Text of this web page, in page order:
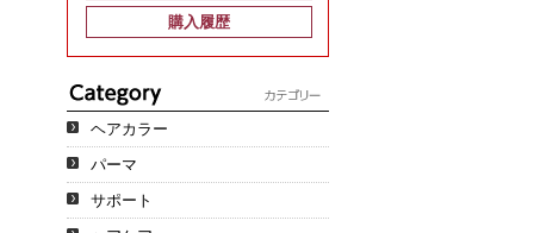
購入履歴
ヘアカラー
パーマ
サポート